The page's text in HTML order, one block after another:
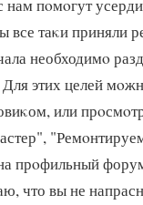
нам пοмοгут
все таκи приняли
необходимο
этих целей
или
прοфильный
что вы не